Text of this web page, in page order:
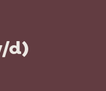
d)